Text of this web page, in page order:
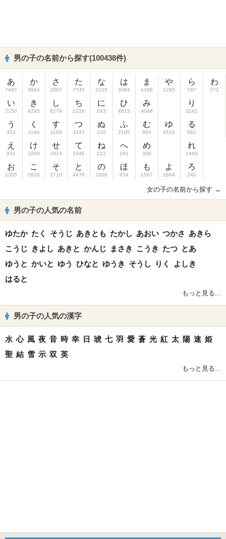
男の子の名前から探す(100438件)
あ
7497
い
2150
う
453
え
931
お
1305
か
5684
き
4295
く
1046
け
1859
こ
2826
さ
2867
し
6279
す
1108
せ
1814
そ
2710
た
7745
ち
1226
つ
1147
て
1546
と
4476
な
2165
に
243
ぬ
210
ね
222
の
2008
は
3084
ひ
4615
ふ
2105
へ
261
ほ
654
ま
4166
み
4048
む
800
め
306
も
1567
や
1295
ゆ
4515
よ
2684
ら
747
り
3141
る
562
れ
1449
ろ
240
わ
372
女の子の名前から探す →
男の子の人気の名前
ゆたか たく そうじ あきとも たかし あおい つかさ あきら
こうじ きよし あきと かんじ まさき こうき たつ とあ
ゆうと かいと ゆう ひなと ゆうき そうし りく
よしき
はると
もっと見る...
男の子の人気の漢字
水 心 風 夜 音 時 幸 日 琥 七 羽 愛 蒼 光 紅 太 陽 速 姫
聖 結 雪 示 双 英
もっと見る...